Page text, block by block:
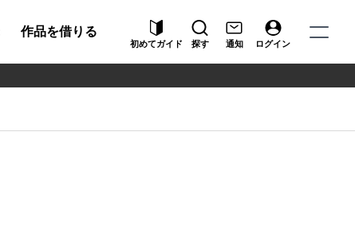
作品を借りる
初めてガイド 探す 通知 ログイン